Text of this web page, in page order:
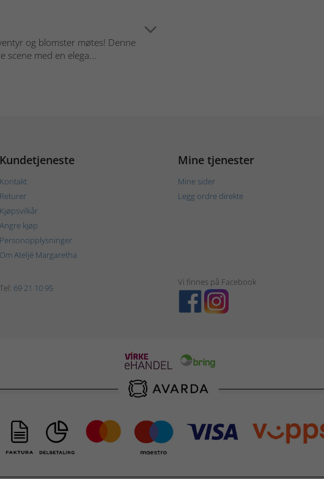
og blomster møtes! Denne
med en elega...
Kundetjeneste
Kontakt
Returer
Kjøpsvilkår
Angre kjøp
Personopplysninger
Om Ateljé Margaretha
Mine tjenester
Mine sider
Legg ordre direkte
Tel: 69 21 10 95
Vi finnes på Facebook